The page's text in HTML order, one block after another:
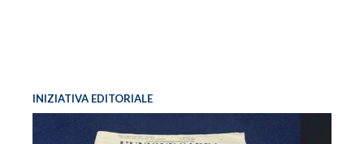
INIZIATIVA EDITORIALE